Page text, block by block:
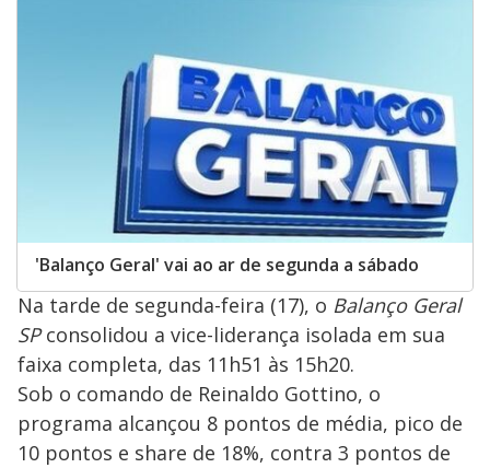
'Balanço Geral' vai ao ar de segunda a sábado
Na tarde de segunda-feira (17), o Balanço Geral
SPconsolidou a vice-liderança isolada em sua
faixa completa, das 11h51 às 15h20.
Sob o comando de Reinaldo Gottino, o
programa alcançou 8 pontos de média, pico de
10 pontos e share de 18%, contra 3 pontos de